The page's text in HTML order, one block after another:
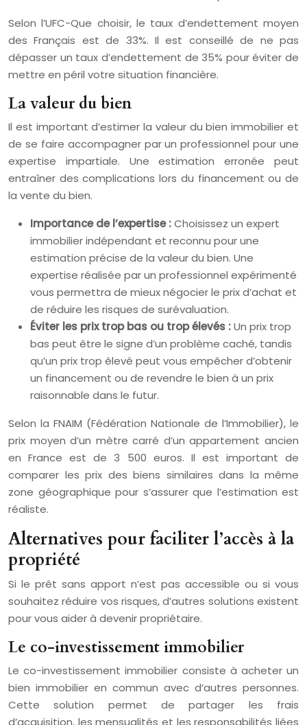
Selon l’UFC-Que choisir, le taux d’endettement moyen
des Français est de 33%. Il est conseillé de ne pas
dépasser un taux d’endettement de 35% pour éviter de
mettre en péril votre situation financière.
La valeur du bien
Il est important d’estimer la valeur du bien immobilier et
de se faire accompagner par un professionnel pour une
expertise impartiale. Une estimation erronée peut
entraîner des complications lors du financement ou de
la vente du bien.
Importance de l’expertise :Choisissez un expert
immobilier indépendant et reconnu pour une
estimation précise de la valeur du bien. Une
expertise réalisée par un professionnel expérimenté
vous permettra de mieux négocier le prix d’achat et
de réduire les risques de surévaluation.
Éviter les prix trop bas ou trop élevés :Un prix trop
bas peut être le signe d’un problème caché, tandis
qu’un prix trop élevé peut vous empêcher d’obtenir
un financement ou de revendre le bien à un prix
raisonnable dans le futur.
Selon la FNAIM (Fédération Nationale de l’Immobilier), le
prix moyen d’un mètre carré d’un appartement ancien
en France est de 3 500 euros. Il est important de
comparer les prix des biens similaires dans la même
zone géographique pour s’assurer que l’estimation est
réaliste.
Alternatives pour faciliter l’accès à la
propriété
Si le prêt sans apport n’est pas accessible ou si vous
souhaitez réduire vos risques, d’autres solutions existent
pour vous aider à devenir propriétaire.
Le co-investissement immobilier
Le co-investissement immobilier consiste à acheter un
bien immobilier en commun avec d’autres personnes.
Cette solution permet de partager les frais
d’acquisition, les mensualités et les responsabilités liées